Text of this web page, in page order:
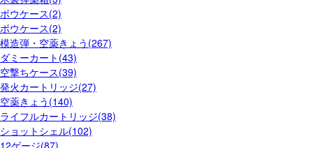
ボウケース(2)
ボウケース(2)
模造弾・空薬きょう(267)
ダミーカート(43)
空撃ちケース(39)
発火カートリッジ(27)
空薬きょう(140)
ライフルカートリッジ(38)
ショットシェル(102)